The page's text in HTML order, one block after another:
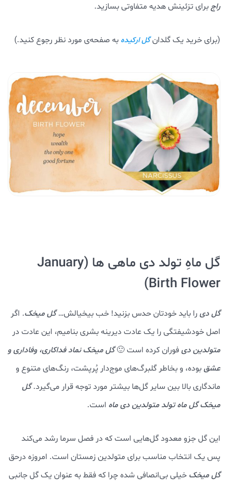
راجبرای تزئینش هدیه متفاوتی بسازید.
(برای خرید یک گلدانگل ارکیده به صفحه‌ی مورد نظر رجوع کنید.)
گل ماهِ تولد دی ماهی ها (January
Birth Flower)
گل دی را باید خودتان حدس بزنید! خب بیخیالش…گل میخک. اگر
اصل خودشیفتگی را یک عادت دیرینه بشری بنامیم، این عادت در
متولدین دیفوران کرده است 🙂گل میخک نماد فداکاری، وفاداری و
عشقبوده، و بخاطر گلبرگ‌های موج‌دار پُرپشت، رنگ‌های متنوع و
ماندگاری بالا بین سایر گل‌ها بیشتر مورد توجه قرار می‌گیرد.گل
میخک گل ماه تولد متولدین دی ماه است.
این گل جزو معدود گل‌هایی است که در فصل سرما رشد می‌کند
پس یک انتخاب مناسب برای متولدین زمستان است. امروزه درحق
گل میخک خیلی بی‌انصافی شده چرا که فقط به عنوان یک گل جانبی